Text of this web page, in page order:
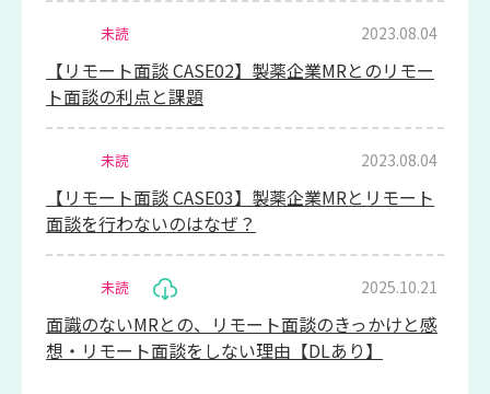
未読
【リモート面談 CASE02】製薬企業MRとのリモー
ト面談の利点と課題
2023.08.04
未読
【リモート面談 CASE03】製薬企業MRとリモート
面談を行わないのはなぜ？
2023.08.04
未読
面識のないMRとの、リモート面談のきっかけと感
想・リモート面談をしない理由【DLあり】
2025.10.21